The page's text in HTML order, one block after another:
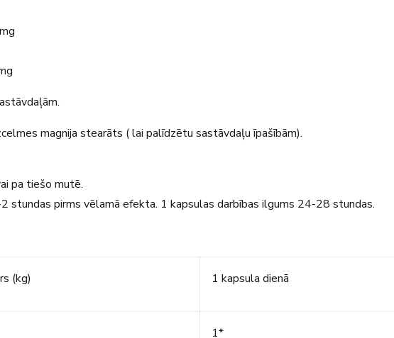
magnija stearāts ( lai palīdzētu sastāvdaļu īpašībām).
pa tiešo mutē.
stundas pirms vēlamā efekta. 1 kapsulas darbības ilgums 24-28 stundas.
(kg) 1 kapsula dienā
1*